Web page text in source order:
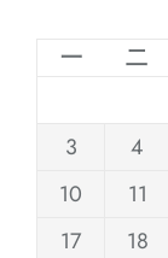
一
二
3
4
10
11
17
18